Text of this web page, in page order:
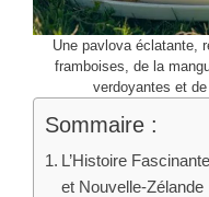
Une pavlova éclatante,
framboises, de la
verdoyantes et
Sommaire :
L’Histoire
et Nouvelle-Zélande